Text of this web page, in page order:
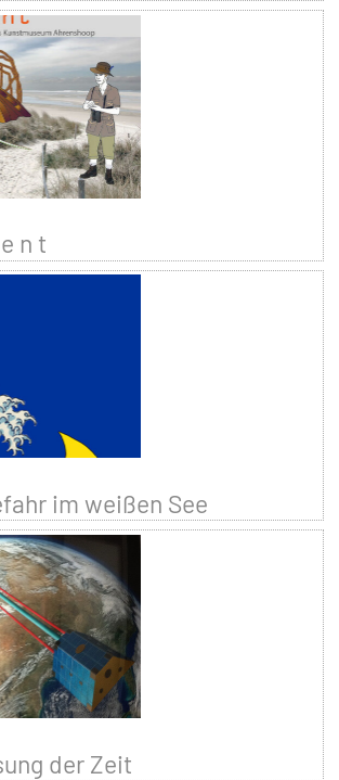
n t
im weißen See
der Zeit